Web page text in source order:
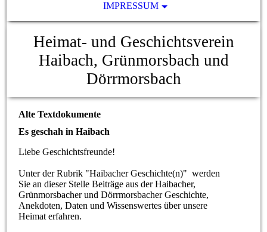
IMPRESSUM
Heimat- und Geschichtsverein
Haibach, Grünmorsbach und
Dörrmorsbach
Alte Textdokumente
Es geschah in Haibach
Liebe Geschichtsfreunde!
Unter der Rubrik "Haibacher Geschichte(n)" werden
Sie an dieser Stelle Beiträge aus der Haibacher,
Grünmorsbacher und Dörrmorsbacher Geschichte,
Anekdoten, Daten und Wissenswertes über unsere
Heimat erfahren.